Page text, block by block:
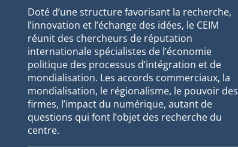
Doté d’une structure favorisant la recherche,
l’innovation et l’échange des idées, le CEIM
réunit des chercheurs de réputation
internationale spécialistes de l’économie
politique des processus d’intégration et de
mondialisation. Les accords commerciaux, la
mondialisation, le régionalisme, le pouvoir des
firmes, l’impact du numérique, autant de
questions qui font l’objet des recherche du
centre.